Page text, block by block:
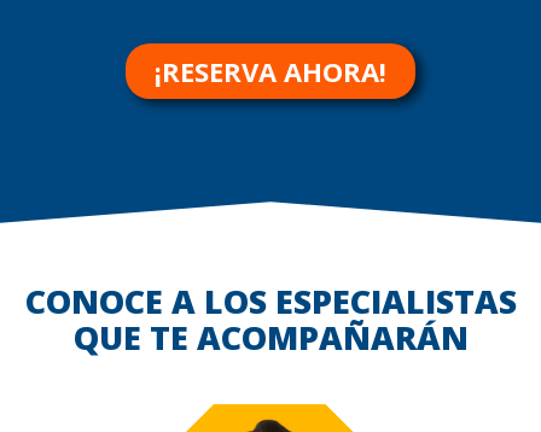
¡RESERVA AHORA!
CONOCE A LOS ESPECIALISTAS
QUE TE ACOMPAÑARÁN